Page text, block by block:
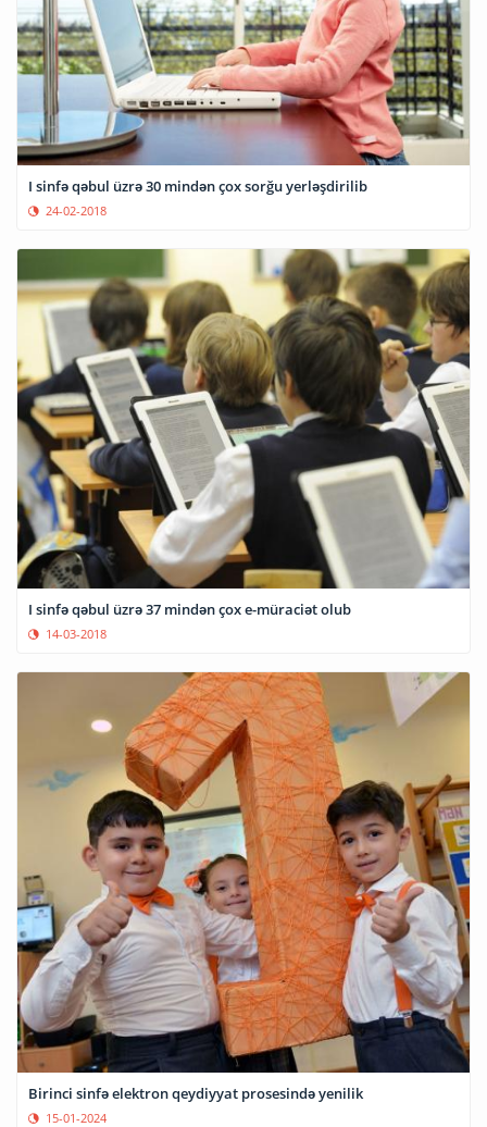
I sinfə qəbul üzrə 30 mindən çox sorğu yerləşdirilib
24-02-2018
I sinfə qəbul üzrə 37 mindən çox e-müraciət olub
14-03-2018
Birinci sinfə elektron qeydiyyat prosesində yenilik
15-01-2024